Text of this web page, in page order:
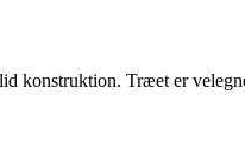
konstruktion. Træet er